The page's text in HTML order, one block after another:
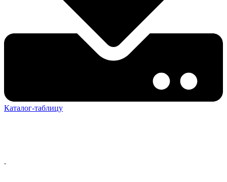
Каталог-таблицу
.